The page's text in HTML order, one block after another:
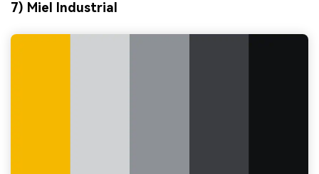
7) Miel Industrial